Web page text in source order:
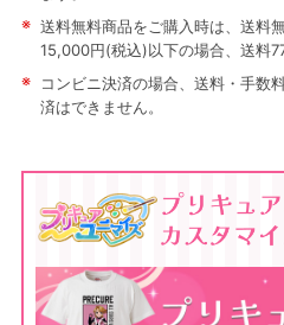
※ 送料無料商品をご購入時は、送料
15,000円(税込)以下の場合、送料
※
コンビニ決済の場合、送料・手数
済はできません。